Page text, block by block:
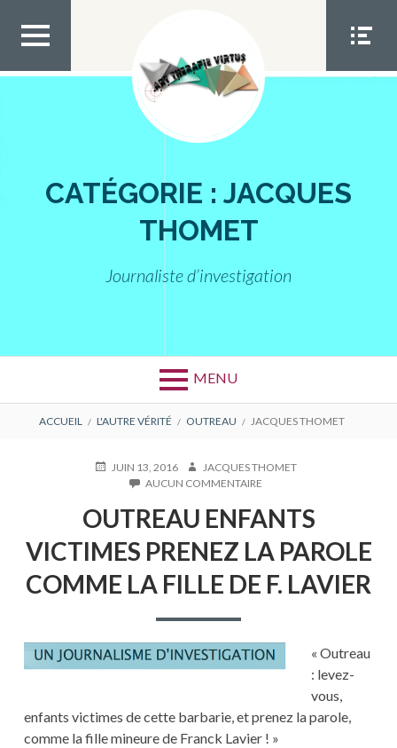
contenu
MEN
MEN
CATÉGORIE : JACQUES
THOMET
Journaliste d’investigation
MENU
FIL
D'ARIANE
ACCUEIL L'AUTRE VÉRITÉ OUTREAU JACQUES THOMET
PUBLIÉJUIN 13, 2016 AUTEUR
JACQUES THOMET
AUCUN COMMENTAIRE
ENFANTS
VICTIMES
PRENEZ
LA
PAROLE
COMME
DE
F.
LAVIER
OUTREAU ENFANTS
VICTIMES PRENEZ LA PAROLE
COMME LA FILLE DE F. LAVIER
« Outreau
: levez-
vous,
enfants victimes de cette barbarie, et prenez la parole,
comme la fille mineure de Franck Lavier ! »